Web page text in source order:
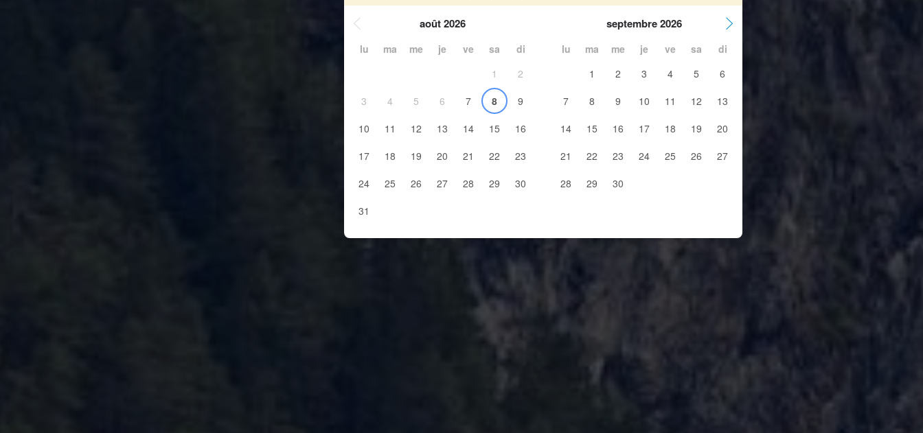
août 2026
lu ma me je ve sa
di
1
2
3
4 5 6 7 8
9
10
11 12 13 14 15
16
17
18 19 20 21 22
23
24
25 26 27 28 29
30
31
septembre 2026
lu ma me je ve sa
di
1
2 3 4 5
6
7
8 9 10 11 12
13
14
15 16 17 18 19
20
21
22 23 24 25 26
27
28
29 30